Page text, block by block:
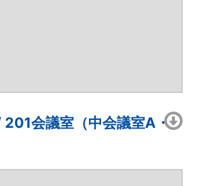
201会議室（中会議室A・